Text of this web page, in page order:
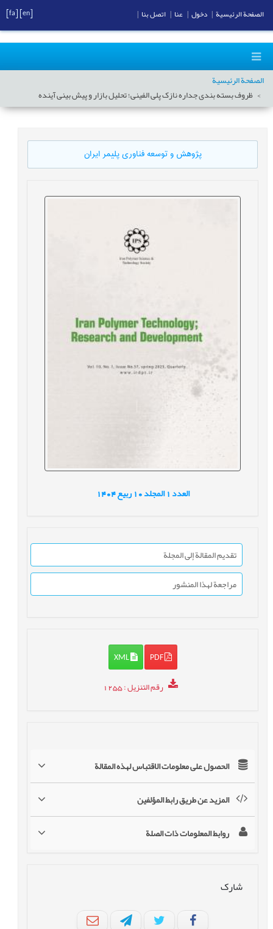
الصفحة الرئيسية
ظروف بسته بندی جداره نازک پلی الفینی؛ تحلیل بازار و پیش بینی آینده
پژوهش و توسعه فناوری پلیمر ایران
العدد1 المجلد10 ربيع1404
تقديم المقالة إلى المجلة
مراجعة لهذا المنشور
PDF
XML
رقم التنزيل: 1255
الحصول على معلومات الاقتباس لهذه المقالة
المزيد عن طريق رابط المؤلفين
روابط المعلومات ذات الصلة
شارک
الصفحة الرئيسية دخول عنا اتصل بنا [fa]